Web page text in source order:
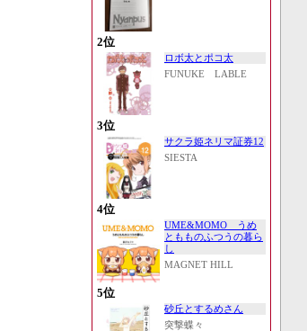
2位
ロボ太とポコ太
FUNUKE LABLE
3位
サクラ姫ネリマ証券12
SIESTA
4位
UME&MOMO うめ
ともものふつうの暮ら
し
MAGNET HILL
5位
砂丘とするめさん
突撃蝶々